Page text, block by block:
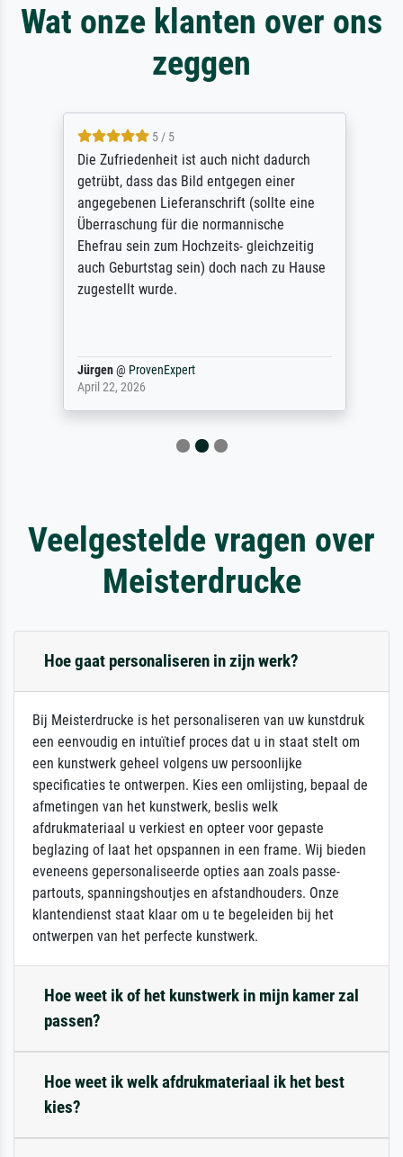
Wat onze klanten over ons
zeggen
5 / 5
Die Zufriedenheit ist auch nicht dadurch
getrübt, dass das Bild entgegen einer
angegebenen Lieferanschrift (sollte eine
Überraschung für die normannische
Ehefrau sein zum Hochzeits- gleichzeitig
auch Geburtstag sein) doch nach zu Hause
zugestellt wurde.
Jürgen@ ProvenExpert
April 22, 2026
Veelgestelde vragen over
Meisterdrucke
Hoe gaat personaliseren in zijn werk?
Bij Meisterdrucke is het personaliseren van uw kunstdruk
een eenvoudig en intuïtief proces dat u in staat stelt om
een kunstwerk geheel volgens uw persoonlijke
specificaties te ontwerpen. Kies een omlijsting, bepaal de
afmetingen van het kunstwerk, beslis welk
afdrukmateriaal u verkiest en opteer voor gepaste
beglazing of laat het opspannen in een frame. Wij bieden
eveneens gepersonaliseerde opties aan zoals passe-
partouts, spanningshoutjes en afstandhouders. Onze
klantendienst staat klaar om u te begeleiden bij het
ontwerpen van het perfecte kunstwerk.
Hoe weet ik of het kunstwerk in mijn kamer zal
passen?
Hoe weet ik welk afdrukmateriaal ik het best
kies?